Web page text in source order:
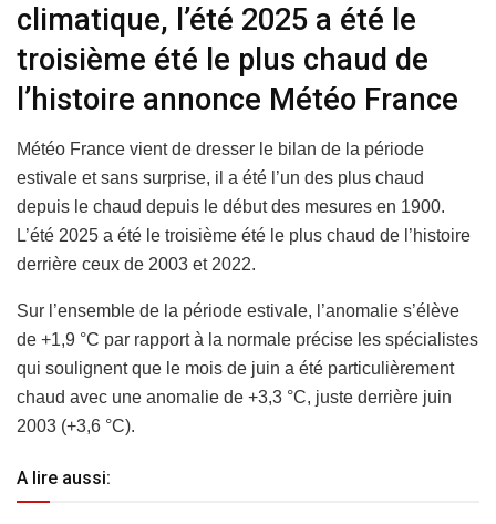
climatique, l’été 2025 a été le
troisième été le plus chaud de
l’histoire annonce Météo France
Météo France vient de dresser le bilan de la période
estivale et sans surprise, il a été l’un des plus chaud
depuis le chaud depuis le début des mesures en 1900.
L’été 2025 a été le troisième été le plus chaud de l’histoire
derrière ceux de 2003 et 2022.
Sur l’ensemble de la période estivale, l’anomalie s’élève
de +1,9 °C par rapport à la normale précise les spécialistes
qui soulignent que le mois de juin a été particulièrement
chaud avec une anomalie de +3,3 °C, juste derrière juin
2003 (+3,6 °C).
A lire aussi: